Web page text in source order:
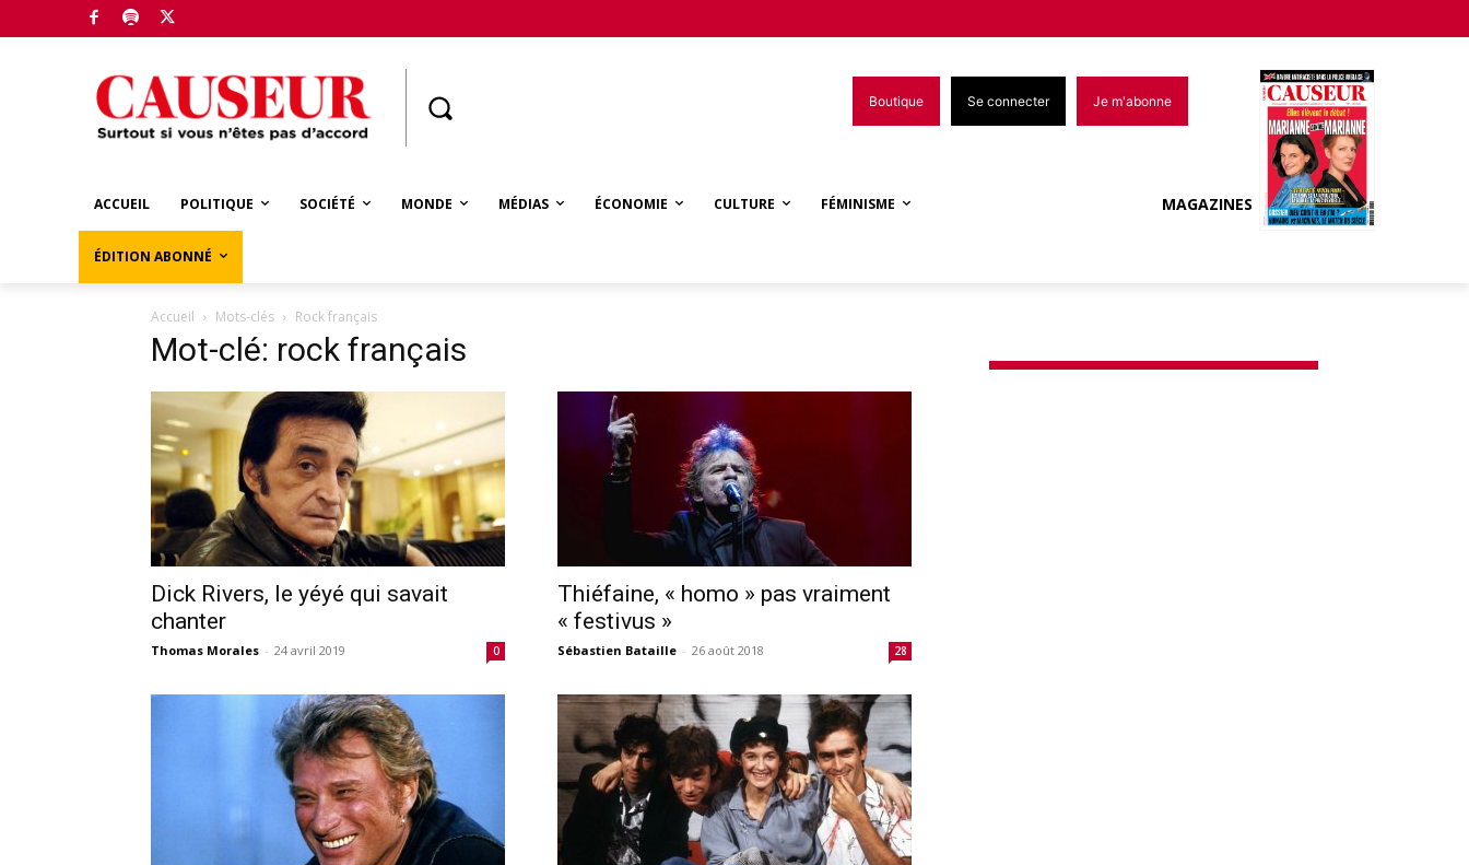
Boutique Se connecter Je m'abonne
ACCUEIL POLITIQUE SOCIÉTÉ MONDE MÉDIAS ÉCONOMIE CULTURE FÉMINISME
ÉDITION ABONNÉ
MAGAZINES
Accueil Mots-clés Rock français
Mot-clé: rock français
Dick Rivers, le yéyé qui savait
chanter
Thomas Morales - 24 avril 2019 0
Thiéfaine, « homo » pas vraiment
« festivus »
Sébastien Bataille - 26 août 2018 28